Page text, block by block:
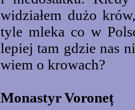
widziałem dużo
tyle mleka co w
lepiej tam gdzie nas
wiem o krowach?
Monastyr Voroneț